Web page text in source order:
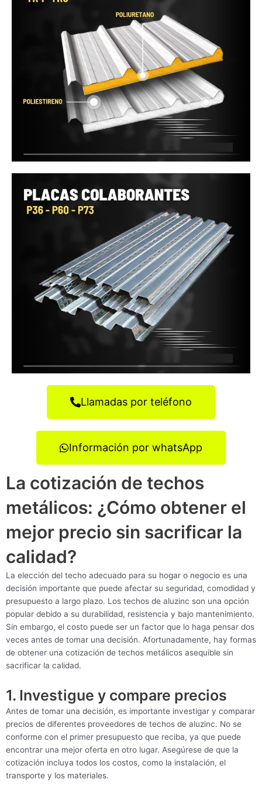
Llamadas por teléfono
Información por whatsApp
La cotización de techos
metálicos: ¿Cómo obtener el
mejor precio sin sacrificar la
calidad?
La elección del techo adecuado para su hogar o negocio es una
decisión importante que puede afectar su seguridad, comodidad y
presupuesto a largo plazo. Los techos de aluzinc son una opción
popular debido a su durabilidad, resistencia y bajo mantenimiento.
Sin embargo, el costo puede ser un factor que lo haga pensar dos
veces antes de tomar una decisión. Afortunadamente, hay formas
de obtener una cotización de techos metálicos asequible sin
sacrificar la calidad.
1. Investigue y compare precios
Antes de tomar una decisión, es importante investigar y comparar
precios de diferentes proveedores de techos de aluzinc. No se
conforme con el primer presupuesto que reciba, ya que puede
encontrar una mejor oferta en otro lugar. Asegúrese de que la
cotización incluya todos los costos, como la instalación, el
transporte y los materiales.